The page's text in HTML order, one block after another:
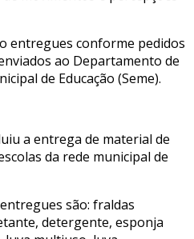
entregues conforme pedidos
ao Departamento de
de Educação (Seme).
a entrega de material de
da rede municipal de
são: fraldas
detergente, esponja